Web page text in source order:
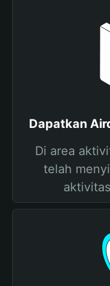
Dapatkan
Di area
telah